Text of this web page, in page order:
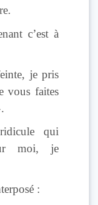
c’est à
je pris
vous faites
qui
moi, je
: